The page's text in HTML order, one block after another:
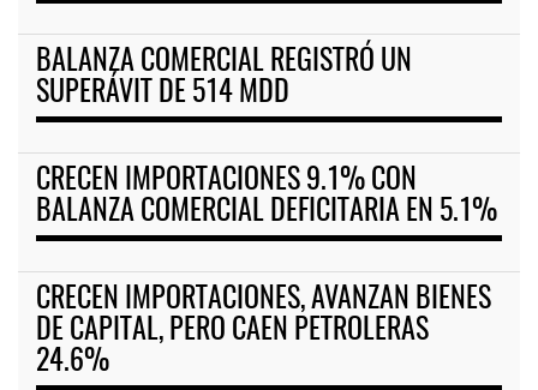
BALANZA COMERCIAL REGISTRÓ UN
SUPERÁVIT DE 514 MDD
CRECEN IMPORTACIONES 9.1% CON
BALANZA COMERCIAL DEFICITARIA EN 5.1%
CRECEN IMPORTACIONES, AVANZAN BIENES
DE CAPITAL, PERO CAEN PETROLERAS
24.6%